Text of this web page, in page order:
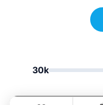
30k